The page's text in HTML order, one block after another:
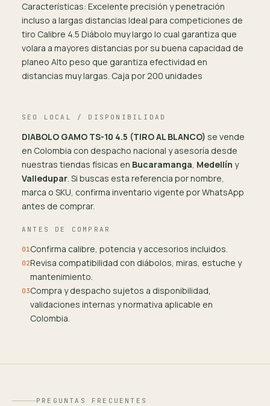
Características: Excelente precisión y penetración
incluso a largas distancias Ideal para competiciones de
tiro Calibre 4.5 Diábolo muy largo lo cual garantiza que
volara a mayores distancias por su buena capacidad de
planeo Alto peso que garantiza efectividad en
distancias muy largas. Caja por 200 unidades
SEO LOCAL / DISPONIBILIDAD
DIABOLO GAMO TS-10 4.5 (TIRO AL BLANCO) se vende
en Colombia con despacho nacional y asesoría desde
nuestras tiendas físicas en Bucaramanga, Medellín y
Valledupar. Si buscas esta referencia por nombre,
marca o SKU, confirma inventario vigente por WhatsApp
antes de comprar.
ANTES DE COMPRAR
01Confirma calibre, potencia y accesorios incluidos.
02Revisa compatibilidad con diábolos, miras, estuche y
mantenimiento.
03Compra y despacho sujetos a disponibilidad,
validaciones internas y normativa aplicable en
Colombia.
PREGUNTAS FRECUENTES